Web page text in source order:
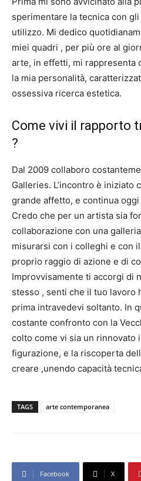
sperimentare la tecnica con
utilizzo. Mi dedico
miei quadri , per più ore al
arte, in effetti, mi rappresenta
la mia personalità,
ossessiva ricerca estetica.
Come vivi il rapporto
?
Dal 2009 collaboro
Galleries. L’incontro è iniziato
grande affetto, e continua
Credo che per un artista sia
collaborazione con una
misurarsi con i colleghi e con
proprio raggio di azione e di
Improvvisamente ti accorgi di
stesso , senti che il tuo lavoro
prima intravedevi soltanto. In
costante confronto con la
colto come vi sia un rinnovato
figurazione, e la riscoperta
creare ,unendo capacità
TAGS arte contemporanea
Facebook X